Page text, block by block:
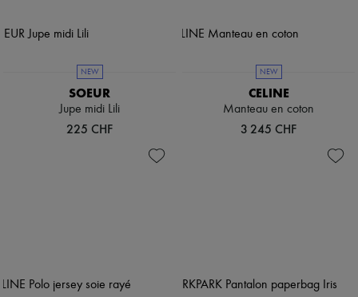
NEW
SOEUR
Jupe midi Lili
225 CHF
NEW
CELINE
Manteau en coton
3 245 CHF